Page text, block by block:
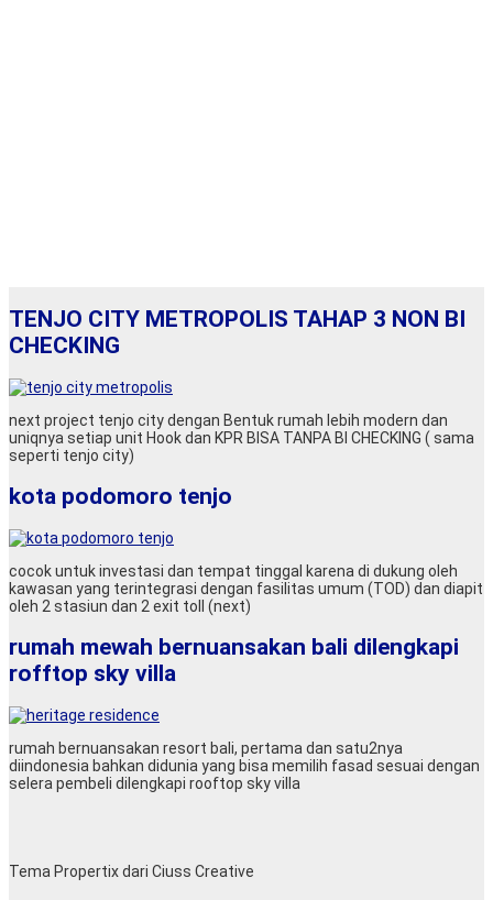
TENJO CITY METROPOLIS TAHAP 3 NON BI
CHECKING
next project tenjo city dengan Bentuk rumah lebih modern dan
uniqnya setiap unit Hook dan KPR BISA TANPA BI CHECKING ( sama
seperti tenjo city)
kota podomoro tenjo
cocok untuk investasi dan tempat tinggal karena di dukung oleh
kawasan yang terintegrasi dengan fasilitas umum (TOD) dan diapit
oleh 2 stasiun dan 2 exit toll (next)
rumah mewah bernuansakan bali dilengkapi
rofftop sky villa
rumah bernuansakan resort bali, pertama dan satu2nya
diindonesia bahkan didunia yang bisa memilih fasad sesuai dengan
selera pembeli dilengkapi rooftop sky villa
Tema Propertix dari Ciuss Creative